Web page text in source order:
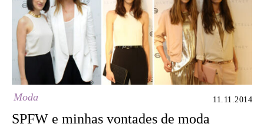
Moda 11.11.2014
SPFW e minhas vontades de moda